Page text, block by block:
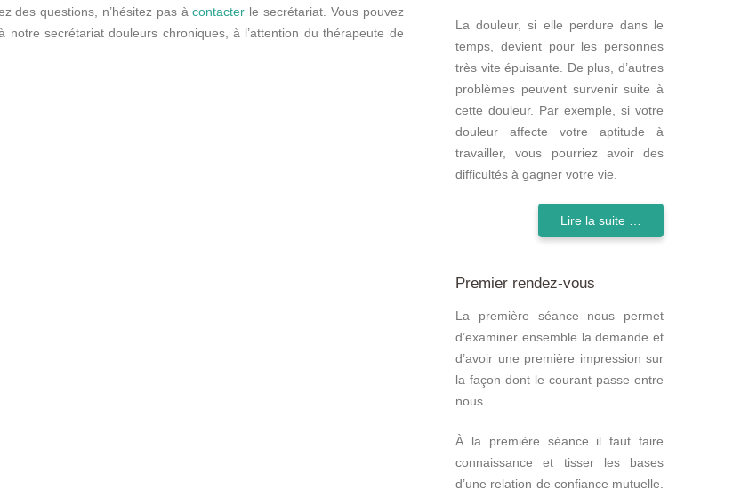
des questions, n’hésitez pas àcontacter le secrétariat. Vous pouvez
notre secrétariat douleurs chroniques, à l’attention du thérapeute de
La douleur, si elle perdure dans le
temps, devient pour les personnes
très vite épuisante. De plus, d’autres
problèmes peuvent survenir suite à
cette douleur. Par exemple, si votre
douleur affecte votre aptitude à
travailler, vous pourriez avoir des
difficultés à gagner votre vie.
Lire la suite …
Premier rendez-vous
La première séance nous permet
d’examiner ensemble la demande et
d’avoir une première impression sur
la façon dont le courant passe entre
nous.
À la première séance il faut faire
connaissance et tisser les bases
d’une relation de confiance mutuelle.